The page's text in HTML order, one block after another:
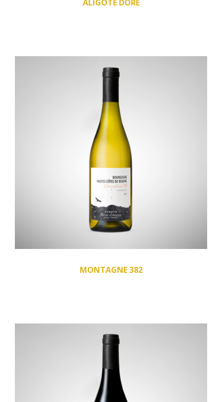
ALIGOTÉ DORÉ
MONTAGNE 382